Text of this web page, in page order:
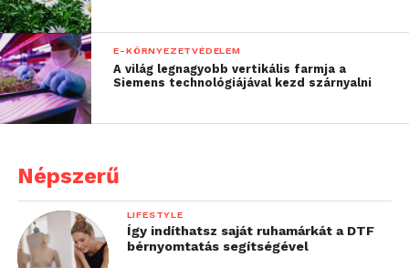
E-KÖRNYEZETVÉDELEM
A világ legnagyobb vertikális farmja a
Siemens technológiájával kezd szárnyalni
Népszerű
LIFESTYLE
Így indíthatsz saját ruhamárkát a DTF
bérnyomtatás segítségével